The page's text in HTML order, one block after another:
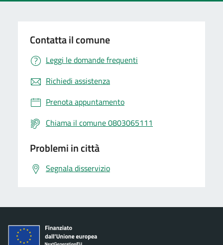
Contatta il comune
Leggi le domande frequenti
Richiedi assistenza
Prenota appuntamento
Chiama il comune 0803065111
Problemi in città
Segnala disservizio